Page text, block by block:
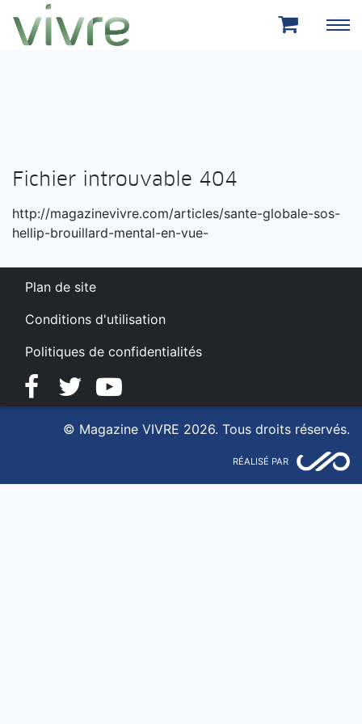
Aller au menu principal
Aller au contenu principal
Fichier introuvable 404
http://magazinevivre.com/articles/sante-globale-sos-
hellip-brouillard-mental-en-vue-
Plan de site
Conditions d'utilisation
Politiques de confidentialités
FacebookTwitterYouTube
© Magazine VIVRE 2026. Tous droits réservés.
RÉALISÉ PAR